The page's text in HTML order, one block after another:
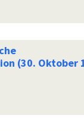
(30. Oktober